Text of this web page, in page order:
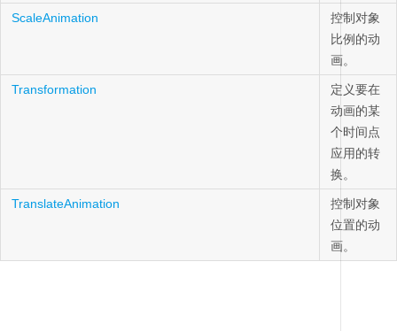
ScaleAnimation
控制对象
比例的动
画。
Transformation
定义要在
动画的某
个时间点
应用的转
换。
TranslateAnimation
控制对象
位置的动
画。